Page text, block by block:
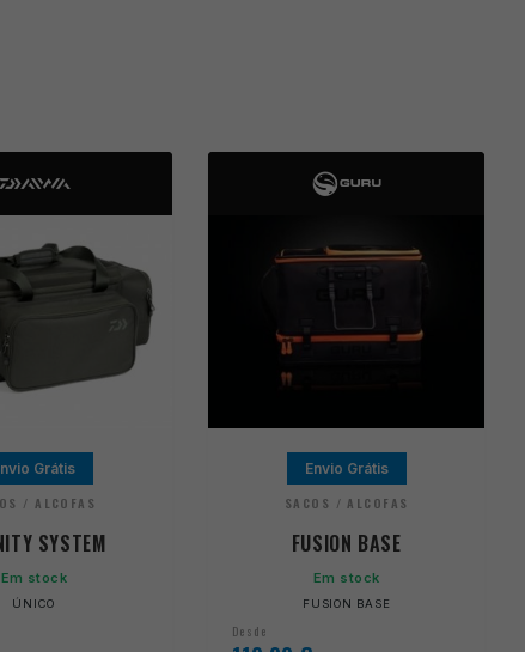
Grátis
/ ALCOFAS
SYSTEM
Em stock
ÚNICO
Envio Grátis
SACOS / ALCOFAS
FUSION BASE
Em stock
FUSION BASE
Desde